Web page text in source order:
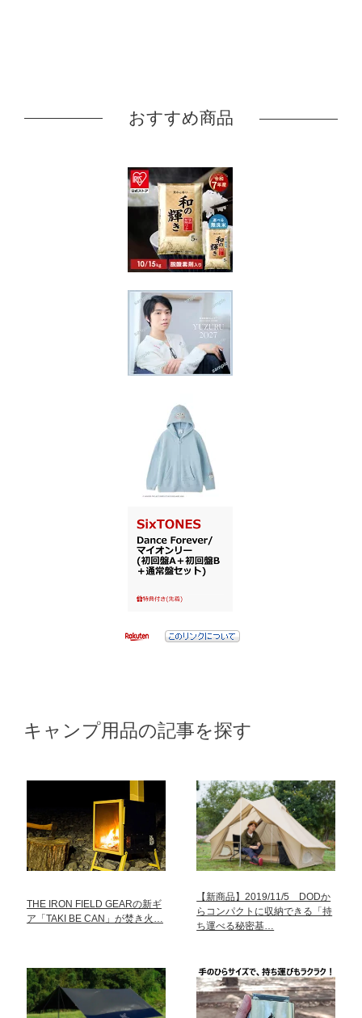
おすすめ商品
キャンプ用品の記事を探す
THE IRON FIELD GEARの新ギ
ア「TAKI BE CAN」が焚き火…
【新商品】2019/11/5 DODか
らコンパクトに収納できる「持
ち運べる秘密基…